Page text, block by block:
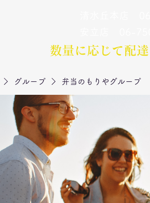
数量に応じて配
グループ 弁当のもりやグループ